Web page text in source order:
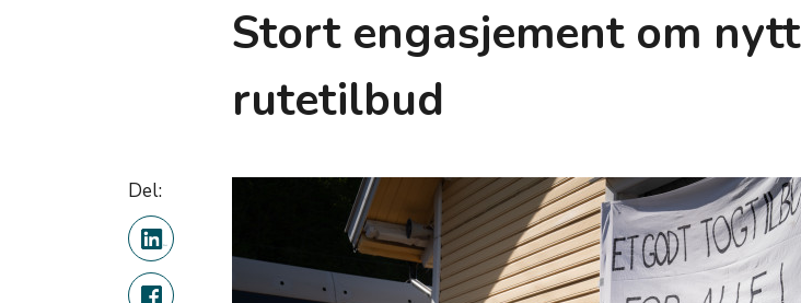
Stort engasjement om nytt
rutetilbud
Del: